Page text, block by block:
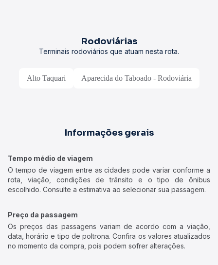
Rodoviárias
Terminais rodoviários que atuam nesta rota.
Alto Taquari Aparecida do Taboado - Rodoviária
Informações gerais
Tempo médio de viagem
O tempo de viagem entre as cidades pode variar conforme a
rota, viação, condições de trânsito e o tipo de ônibus
escolhido. Consulte a estimativa ao selecionar sua passagem.
Preço da passagem
Os preços das passagens variam de acordo com a viação,
data, horário e tipo de poltrona. Confira os valores atualizados
no momento da compra, pois podem sofrer alterações.